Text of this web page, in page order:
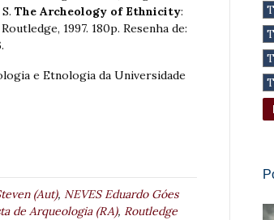
The Archeology of Ethnicity:
1997. 180p. Resenha de:
e Etnologia da Universidade
(Aut), NEVES Eduardo Góes
de Arqueologia (RA), Routledge